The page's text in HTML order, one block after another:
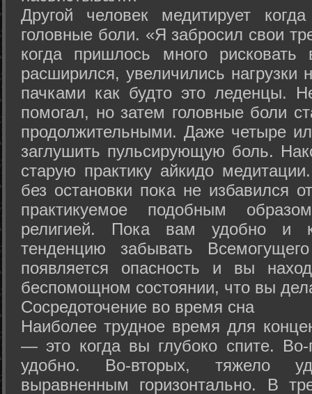
Другой человек медитирует
головные боли. «Я забросил свои
когда пришлось много
расширился, увеличились нагрузки
пачками как будто это леденцы.
помогал, но затем головные боли
продолжительными. Даже четыре
заглушить пульсирующую боль.
старую практику айкидо
без остановки пока не избавился
практикуемое подобным
религией. Пока вам удобно и
тенденцию забывать
появляется опасность и вы
беспомощном состоянии, что вы
Сосредоточение во время сна
Наиболее трудное время для
— это когда вы глубоко спите.
удобно. Во-вторых, тяжело
выравненным горизонтально. В